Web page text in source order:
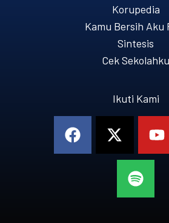
Korupedia
Kamu Bersih Aku
Sintesis
Cek Sekolahku
Ikuti Kami